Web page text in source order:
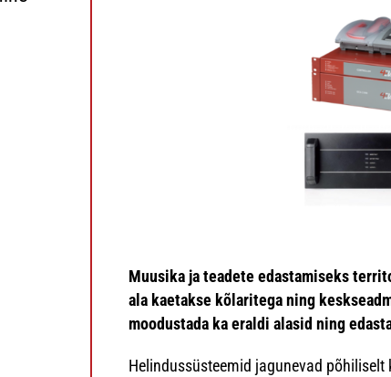
Muusika ja teadete edastamiseks
ala kaetakse kõlaritega ning
moodustada ka eraldi alasid ning
Helindussüsteemid jagunevad põhiliselt